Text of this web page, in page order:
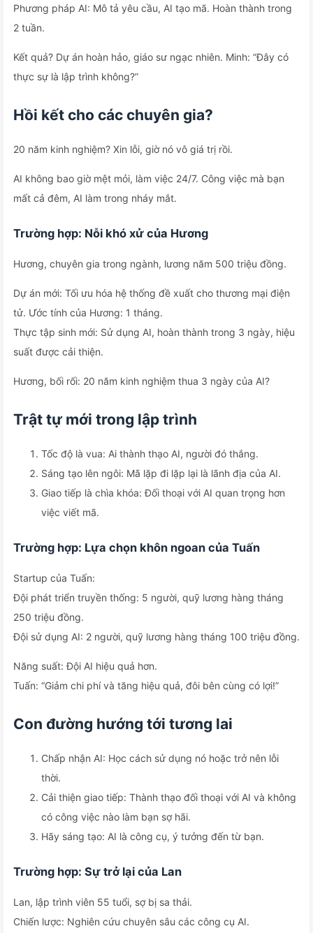
Phương pháp AI: Mô tả yêu cầu, AI tạo mã. Hoàn thành trong
2 tuần.
Kết quả? Dự án hoàn hảo, giáo sư ngạc nhiên. Minh: “Đây có
thực sự là lập trình không?”
Hồi kết cho các chuyên gia?
20 năm kinh nghiệm? Xin lỗi, giờ nó vô giá trị rồi.
AI không bao giờ mệt mỏi, làm việc 24/7. Công việc mà bạn
mất cả đêm, AI làm trong nháy mắt.
Trường hợp: Nỗi khó xử của Hương
Hương, chuyên gia trong ngành, lương năm 500 triệu đồng.
Dự án mới: Tối ưu hóa hệ thống đề xuất cho thương mại điện
tử. Ước tính của Hương: 1 tháng.
Thực tập sinh mới: Sử dụng AI, hoàn thành trong 3 ngày, hiệu
suất được cải thiện.
Hương, bối rối: 20 năm kinh nghiệm thua 3 ngày của AI?
Trật tự mới trong lập trình
Tốc độ là vua: Ai thành thạo AI, người đó thắng.
Sáng tạo lên ngôi: Mã lặp đi lặp lại là lãnh địa của AI.
Giao tiếp là chìa khóa: Đối thoại với AI quan trọng hơn
việc viết mã.
Trường hợp: Lựa chọn khôn ngoan của Tuấn
Startup của Tuấn:
Đội phát triển truyền thống: 5 người, quỹ lương hàng tháng
250 triệu đồng.
Đội sử dụng AI: 2 người, quỹ lương hàng tháng 100 triệu đồng.
Năng suất: Đội AI hiệu quả hơn.
Tuấn: “Giảm chi phí và tăng hiệu quả, đôi bên cùng có lợi!”
Con đường hướng tới tương lai
Chấp nhận AI: Học cách sử dụng nó hoặc trở nên lỗi
thời.
Cải thiện giao tiếp: Thành thạo đối thoại với AI và không
có công việc nào làm bạn sợ hãi.
Hãy sáng tạo: AI là công cụ, ý tưởng đến từ bạn.
Trường hợp: Sự trở lại của Lan
Lan, lập trình viên 55 tuổi, sợ bị sa thải.
Chiến lược: Nghiên cứu chuyên sâu các công cụ AI.